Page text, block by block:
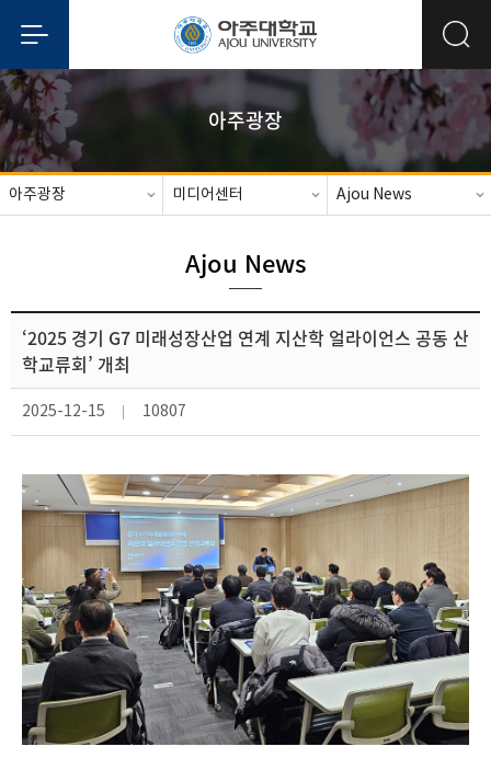
아주광장
아주광장 미디어센터 Ajou News
Ajou News
‘2025 경기 G7 미래성장산업 연계 지산학 얼라이언스 공동 산
학교류회’ 개최
2025-12-15 10807